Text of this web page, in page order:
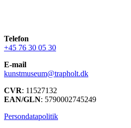
Telefon
+45 76 30 05 30
E-mail
kunstmuseum@trapholt.dk
CVR: 11527132
EAN/GLN: 5790002745249
Persondatapolitik